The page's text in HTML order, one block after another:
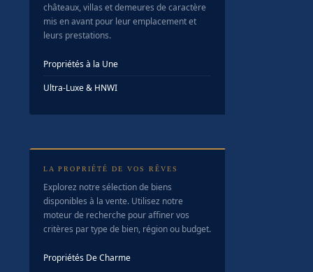
châteaux, villas et demeures de caractère
mis en avant pour leur emplacement et
leurs prestations.
Propriétés à la Une
Ultra-Luxe & HNWI
LA PROPRIÉTÉ DE VOS RÊVES
Explorez notre sélection de biens
disponibles à la vente. Utilisez notre
moteur de recherche pour affiner vos
critères par type de bien, région ou budget.
Propriétés De Charme